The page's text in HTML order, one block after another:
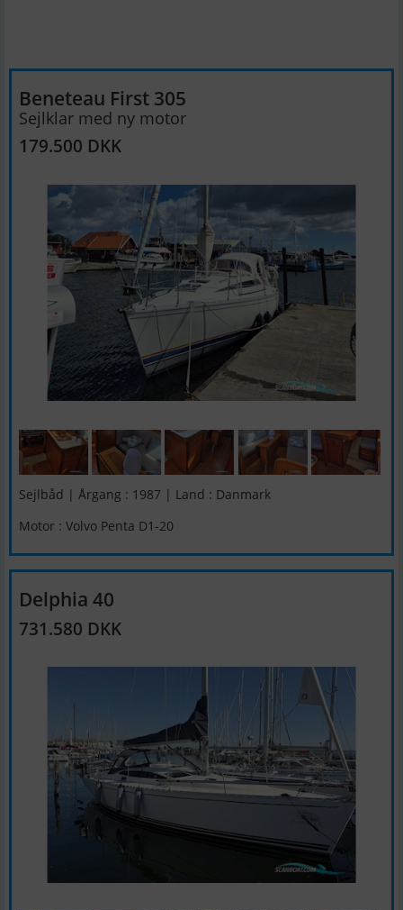
Beneteau First 305
Sejlklar med ny motor
179.500 DKK
Sejlbåd | Årgang : 1987 | Land : Danmark
Motor : Volvo Penta D1-20
Delphia 40
731.580 DKK